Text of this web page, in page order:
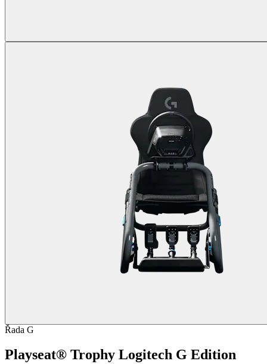
Řada G
Playseat® Trophy Logitech G Edition